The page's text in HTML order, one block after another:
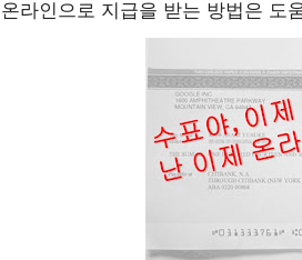
온라인으로 지급을 받는 방법은 도